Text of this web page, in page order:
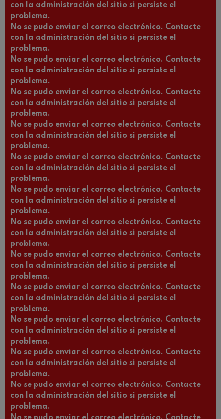
con la administración del sitio si persiste el
problema.
No se pudo enviar el correo electrónico. Contacte
con la administración del sitio si persiste el
problema.
No se pudo enviar el correo electrónico. Contacte
con la administración del sitio si persiste el
problema.
No se pudo enviar el correo electrónico. Contacte
con la administración del sitio si persiste el
problema.
No se pudo enviar el correo electrónico. Contacte
con la administración del sitio si persiste el
problema.
No se pudo enviar el correo electrónico. Contacte
con la administración del sitio si persiste el
problema.
No se pudo enviar el correo electrónico. Contacte
con la administración del sitio si persiste el
problema.
No se pudo enviar el correo electrónico. Contacte
con la administración del sitio si persiste el
problema.
No se pudo enviar el correo electrónico. Contacte
con la administración del sitio si persiste el
problema.
No se pudo enviar el correo electrónico. Contacte
con la administración del sitio si persiste el
problema.
No se pudo enviar el correo electrónico. Contacte
con la administración del sitio si persiste el
problema.
No se pudo enviar el correo electrónico. Contacte
con la administración del sitio si persiste el
problema.
No se pudo enviar el correo electrónico. Contacte
con la administración del sitio si persiste el
problema.